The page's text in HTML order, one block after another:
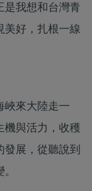
是我想和台灣青
美好，扎根一線
峽來大陸走一
機與活力，收穫
展，從聽說到